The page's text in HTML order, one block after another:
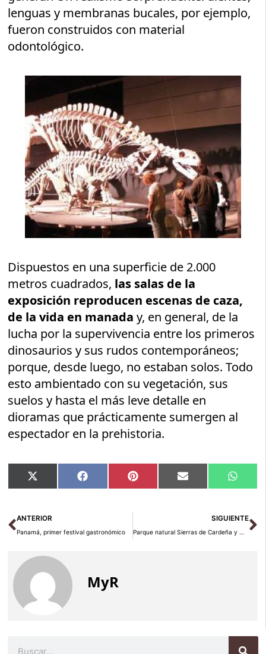
lenguas y membranas bucales, por ejemplo,
fueron construidos con material
odontológico.
Dispuestos en una superficie de 2.000
metros cuadrados, las salas de la
exposición reproducen escenas de caza,
de la vida en manada y, en general, de la
lucha por la supervivencia entre los primeros
dinosaurios y sus rudos contemporáneos;
porque, desde luego, no estaban solos. Todo
esto ambientado con su vegetación, sus
suelos y hasta el más leve detalle en
dioramas que prácticamente sumergen al
espectador en la prehistoria.
Compartir
en
X
(Twitter)
Compartir
en
Facebook Compartir
en
Pinterest Compartir
en
Email
en
Ant
ANTERIOR
Panamá, primer festival gastronómico
SIGUIENTE
Parque natural Sierras de Cardeña y Montoro en Córdoba
MyR